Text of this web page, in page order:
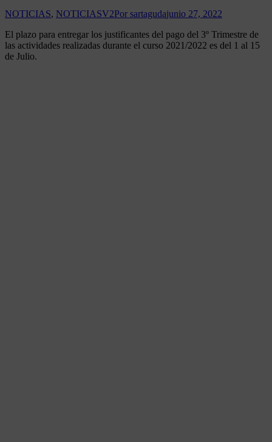
NOTICIAS, NOTICIASV2Por sartagudajunio 27, 2022
El plazo para entregar los justificantes del pago del 3º Trimestre de
las actividades realizadas durante el curso 2021/2022 es del 1 al 15
de Julio.